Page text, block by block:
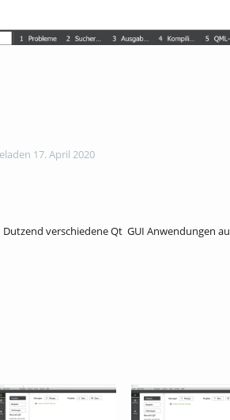
17. April 2020
Dutzend verschiedene Qt GUI Anwendungen